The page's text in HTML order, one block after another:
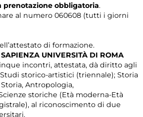
prenotazione obbligatoria.
al numero 060608 (tutti i giorni
di formazione.
UNIVERSITÀ DI ROMA
incontri, attestata, dà diritto agli
storico-artistici (triennale); Storia
Antropologia,
storiche (Età moderna-Età
al riconoscimento di due